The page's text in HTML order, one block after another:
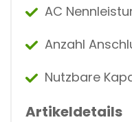
AC
Anzahl
Nutzbare
Artikeldetails